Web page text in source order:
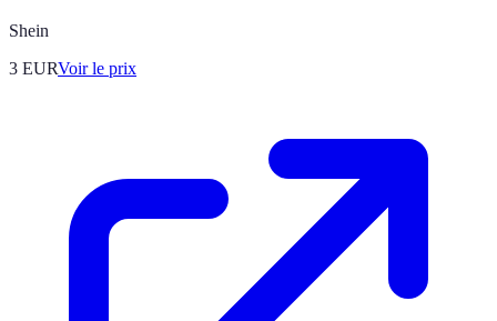
Shein
3 EURVoir le prix